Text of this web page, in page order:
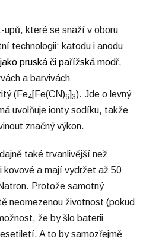
upů, které se snaží v oboru
technologii: katodu i anodu
jako pruská či pařížská modř,
a barvivách
(Fe4 [Fe(CN)6 3). Jde o levný
uvolňuje ionty sodíku, takže
značný výkon.
také trvanlivější než
kovové a mají vydržet až 50
Protože samotný
neomezenou životnost (pokud
že by šlo baterii
A to by samozřejmě